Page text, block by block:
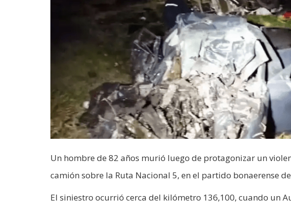
Un hombre de 82 años murió luego de protagonizar un
camión sobre la Ruta Nacional 5, en el partido bonaerense
El siniestro ocurrió cerca del kilómetro 136,100, cuando un